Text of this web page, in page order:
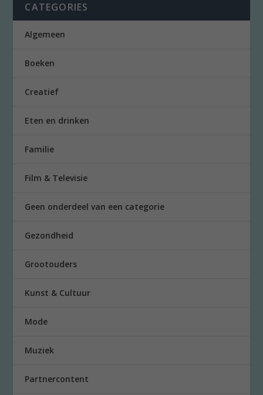
CATEGORIES
Algemeen
Boeken
Creatief
Eten en drinken
Familie
Film & Televisie
Geen onderdeel van een categorie
Gezondheid
Grootouders
Kunst & Cultuur
Mode
Muziek
Partnercontent